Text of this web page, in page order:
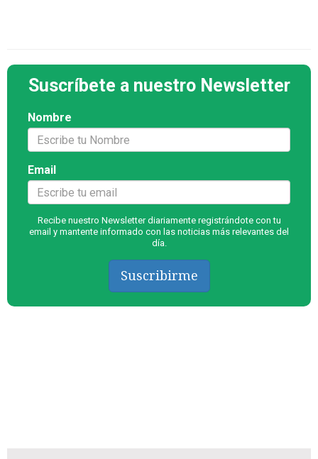
Suscríbete a nuestro Newsletter
Nombre
Email
Recibe nuestro Newsletter diariamente registrándote con tu
email y mantente informado con las noticias más relevantes del
día.
Suscribirme